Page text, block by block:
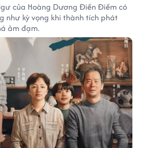
của Hoàng Dương Điền Điềm có
như kỳ vọng khi thành tích phát
ảm đạm.